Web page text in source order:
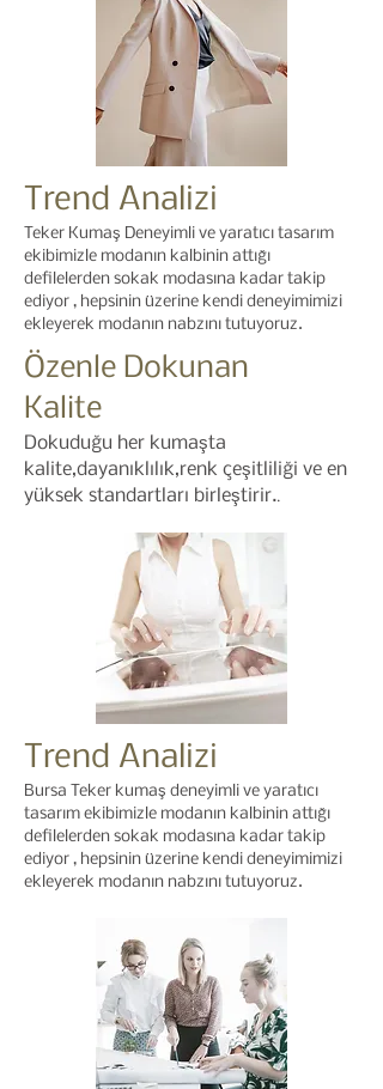
Trend Analizi
Teker Kumaş Deneyimli ve yaratıcı tasarım
ekibimizle modanın kalbinin attığı
defilelerden sokak modasına kadar takip
ediyor , hepsinin üzerine kendi deneyimimizi
ekleyerek modanın nabzını tutuyoruz.
Özenle Dokunan
Kalite
Dokuduğu her kumaşta
kalite,dayanıklılık,renk çeşitliliği ve en
yüksek standartları birleştirir..
Trend Analizi
Bursa Teker kumaş deneyimli ve yaratıcı
tasarım ekibimizle modanın kalbinin attığı
defilelerden sokak modasına kadar takip
ediyor , hepsinin üzerine kendi deneyimimizi
ekleyerek modanın nabzını tutuyoruz.